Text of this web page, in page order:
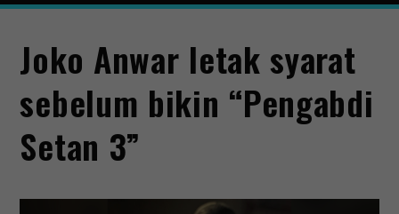
Joko Anwar letak syarat
sebelum bikin “Pengabdi
Setan 3”